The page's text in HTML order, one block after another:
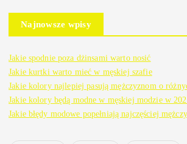
Najnowsze wpisy
Jakie spodnie poza dżinsami warto nosić
Jakie kurtki warto mieć w męskiej szafie
Jakie kolory najlepiej pasują mężczyznom o
Jakie kolory będą modne w męskiej modzie w
Jakie błędy modowe popełniają najczęściej